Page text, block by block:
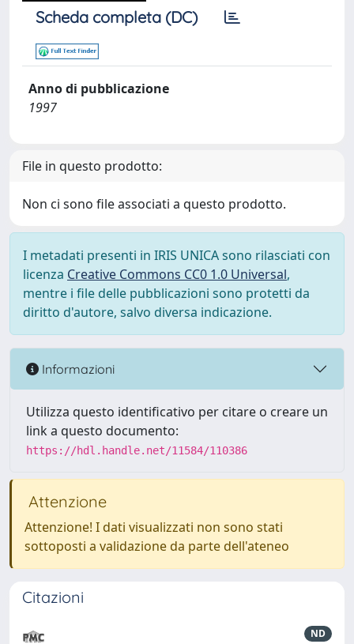
Scheda completa (DC)
Anno di pubblicazione
1997
File in questo prodotto:
Non ci sono file associati a questo prodotto.
I metadati presenti in IRIS UNICA sono rilasciati con
licenza Creative Commons CC0 1.0 Universal,
mentre i file delle pubblicazioni sono protetti da
diritto d'autore, salvo diversa indicazione.
Informazioni
Utilizza questo identificativo per citare o creare un
link a questo documento:
https://hdl.handle.net/11584/110386
Attenzione
Attenzione! I dati visualizzati non sono stati
sottoposti a validazione da parte dell'ateneo
Citazioni
ND